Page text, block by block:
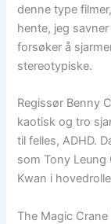
denne type
hente, jeg
forsøker å
stereotypiske.
Regissør Benny
kaotisk og tro
til felles, ADHD.
som Tony Leung
Kwan i
The Magic